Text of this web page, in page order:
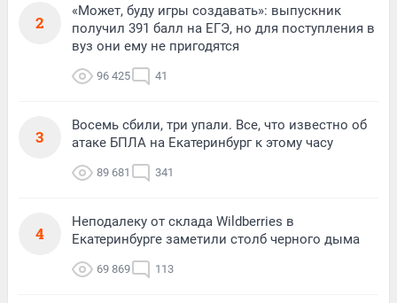
2
«Может, буду игры создавать»: выпускник
получил 391 балл на ЕГЭ, но для поступления в
вуз они ему не пригодятся
96 425 41
3
Восемь сбили, три упали. Все, что известно об
атаке БПЛА на Екатеринбург к этому часу
89 681 341
4
Неподалеку от склада Wildberries в
Екатеринбурге заметили столб черного дыма
69 869 113